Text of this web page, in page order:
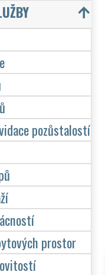
v Šumperku
jak pro
EXTRA
kvality. Naše
týdnu včetně
pozůstalostí
prostor